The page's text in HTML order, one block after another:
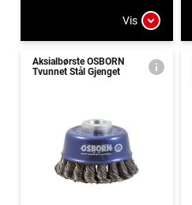
Vis
Aksialbørste OSBORN
Tvunnet Stål Gjenget